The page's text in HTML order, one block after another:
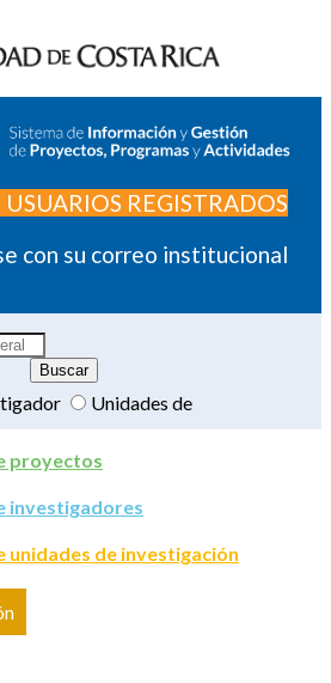
USUARIOS REGISTRADOS
con su correo institucional
Unidades de
proyectos
investigadores
unidades de investigación